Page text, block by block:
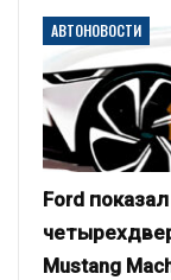
АВТОНОВОСТИ
Ford
Mustang